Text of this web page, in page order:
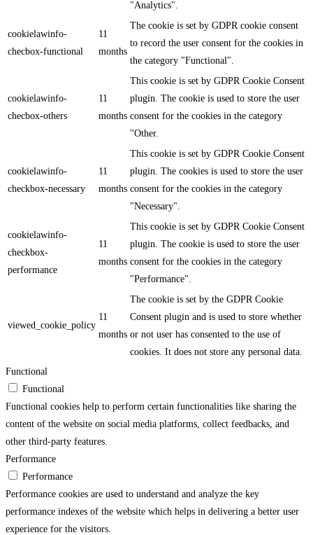
"Analytics".
cookielawinfo-
checbox-functional
11
months
The cookie is set by GDPR cookie consent
to record the user consent for the cookies in
the category "Functional".
cookielawinfo-
checbox-others
11
months
This cookie is set by GDPR Cookie Consent
plugin. The cookie is used to store the user
consent for the cookies in the category
"Other.
cookielawinfo-
checkbox-necessary
11
months
This cookie is set by GDPR Cookie Consent
plugin. The cookies is used to store the user
consent for the cookies in the category
"Necessary".
cookielawinfo-
checkbox-
performance
11
months
This cookie is set by GDPR Cookie Consent
plugin. The cookie is used to store the user
consent for the cookies in the category
"Performance".
viewed_cookie_policy
11
months
The cookie is set by the GDPR Cookie
Consent plugin and is used to store whether
or not user has consented to the use of
cookies. It does not store any personal data.
Functional
Functional
Functional cookies help to perform certain functionalities like sharing the
content of the website on social media platforms, collect feedbacks, and
other third-party features.
Performance
Performance
Performance cookies are used to understand and analyze the key
performance indexes of the website which helps in delivering a better user
experience for the visitors.